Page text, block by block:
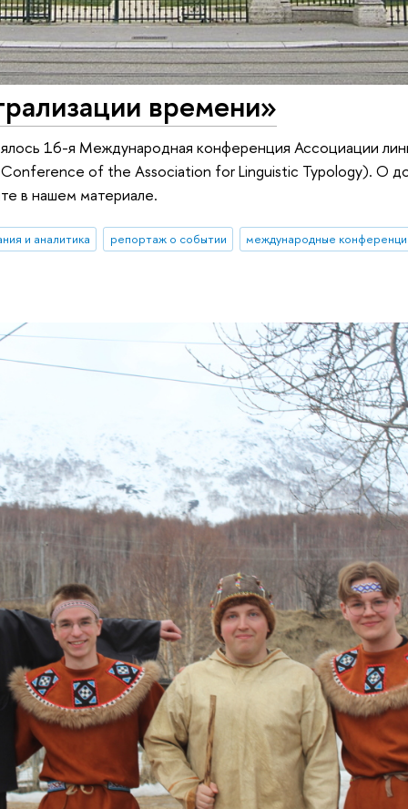
времени»
16-я Международная конференция Ассоциации
of the Association for Linguistic Typology). О
в нашем материале.
и аналитика репортаж о событии международные